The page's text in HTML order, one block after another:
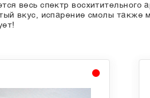
весь спектр
вкус, испарение смолы также